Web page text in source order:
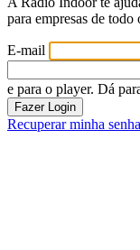
para empresas de todo
E-mail
e para o player. Dá
Fazer Login
Recuperar minha senha